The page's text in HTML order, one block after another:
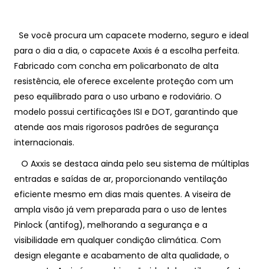
Se você procura um capacete moderno, seguro e ideal
para o dia a dia, o capacete Axxis é a escolha perfeita.
Fabricado com concha em policarbonato de alta
resistência, ele oferece excelente proteção com um
peso equilibrado para o uso urbano e rodoviário. O
modelo possui certificações ISI e DOT, garantindo que
atende aos mais rigorosos padrões de segurança
internacionais.
O Axxis se destaca ainda pelo seu sistema de múltiplas
entradas e saídas de ar, proporcionando ventilação
eficiente mesmo em dias mais quentes. A viseira de
ampla visão já vem preparada para o uso de lentes
Pinlock (antifog), melhorando a segurança e a
visibilidade em qualquer condição climática. Com
design elegante e acabamento de alta qualidade, o